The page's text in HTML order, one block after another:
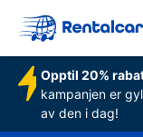
Opptil 20%
kampanjen er
av den i dag!